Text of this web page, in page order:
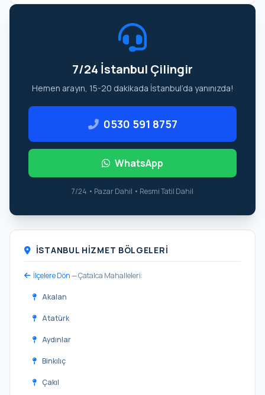
7/24 İstanbul Çilingir
Hemen arayın, 15-20 dakikada İstanbul’da yanınızda!
0530 591 8757
WhatsApp
7/24 • Pazar Dahil • Resmi Tatil Dahil
İSTANBUL HIZMET BÖLGELERI
İlçelere Dön— Çatalca Mahalleleri:
Akalan
Atatürk
Aydınlar
Binkılıç
Çakıl